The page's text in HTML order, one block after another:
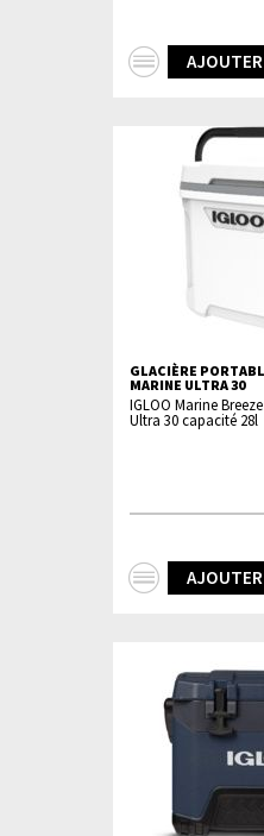
GLACIÈRE
MARINE ULTRA 30
IGLOO Marine Breeze
Ultra 30 capacité 28l